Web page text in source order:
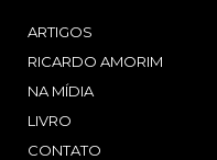
ARTIGOS
RICARDO AMORIM
NA MÍDIA
LIVRO
CONTATO